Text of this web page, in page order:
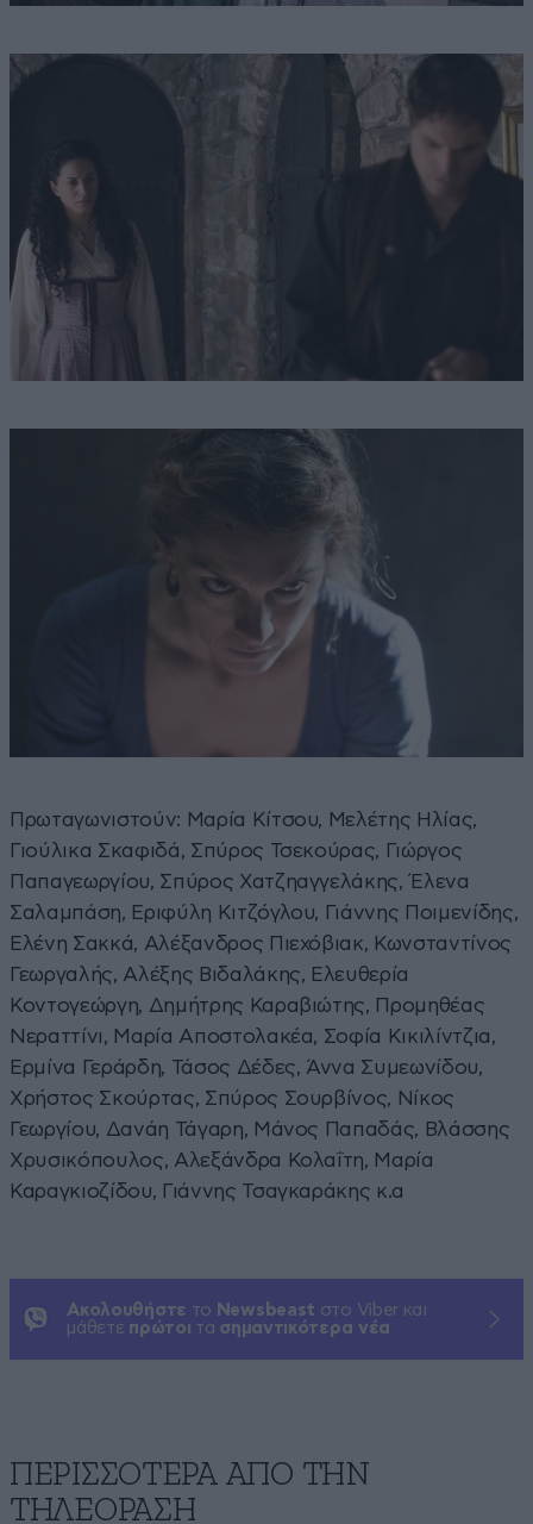
Πρωταγωνιστούν: Μαρία Κίτσου, Μελέτης Ηλίας,
Γιούλικα Σκαφιδά, Σπύρος Τσεκούρας, Γιώργος
Παπαγεωργίου, Σπύρος Χατζηαγγελάκης, Έλενα
Σαλαμπάση, Εριφύλη Κιτζόγλου, Γιάννης Ποιμενίδης,
Ελένη Σακκά, Αλέξανδρος Πιεχόβιακ, Κωνσταντίνος
Γεωργαλής, Αλέξης Βιδαλάκης, Ελευθερία
Κοντογεώργη, Δημήτρης Καραβιώτης, Προμηθέας
Νεραττίνι, Μαρία Αποστολακέα, Σοφία Κικιλίντζια,
Ερμίνα Γεράρδη, Τάσος Δέδες, Άννα Συμεωνίδου,
Χρήστος Σκούρτας, Σπύρος Σουρβίνος, Νίκος
Γεωργίου, Δανάη Τάγαρη, Μάνος Παπαδάς, Βλάσσης
Χρυσικόπουλος, Αλεξάνδρα Κολαΐτη, Μαρία
Καραγκιοζίδου, Γιάννης Τσαγκαράκης κ.α
Ακολουθήστε το Newsbeast στο Viber και
μάθετε πρώτοι τα σημαντικότερα νέα
ΠΕΡΙΣΣΟΤΕΡΑ ΑΠΟ ΤΗΝ
ΤΗΛΕΟΡΑΣΗ